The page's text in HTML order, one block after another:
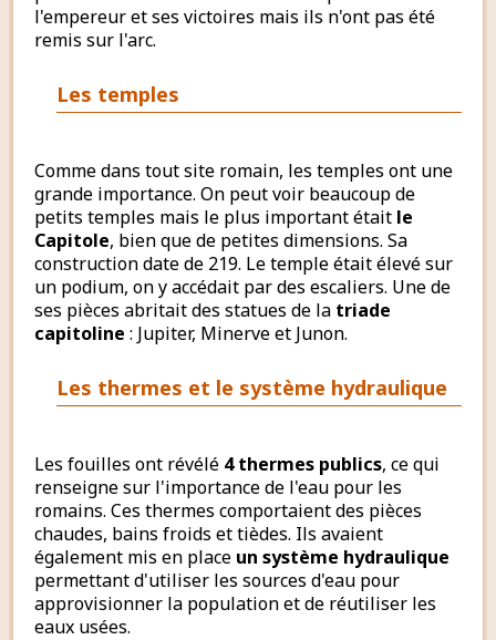
l'empereur et ses victoires mais ils n'ont pas été
remis sur l'arc.
Les temples
Comme dans tout site romain, les temples ont une
grande importance. On peut voir beaucoup de
petits temples mais le plus important était le
Capitole, bien que de petites dimensions. Sa
construction date de 219. Le temple était élevé sur
un podium, on y accédait par des escaliers. Une de
ses pièces abritait des statues de la triade
capitoline : Jupiter, Minerve et Junon.
Les thermes et le système hydraulique
Les fouilles ont révélé 4 thermes publics, ce qui
renseigne sur l'importance de l'eau pour les
romains. Ces thermes comportaient des pièces
chaudes, bains froids et tièdes. Ils avaient
également mis en place un système hydraulique
permettant d'utiliser les sources d'eau pour
approvisionner la population et de réutiliser les
eaux usées.